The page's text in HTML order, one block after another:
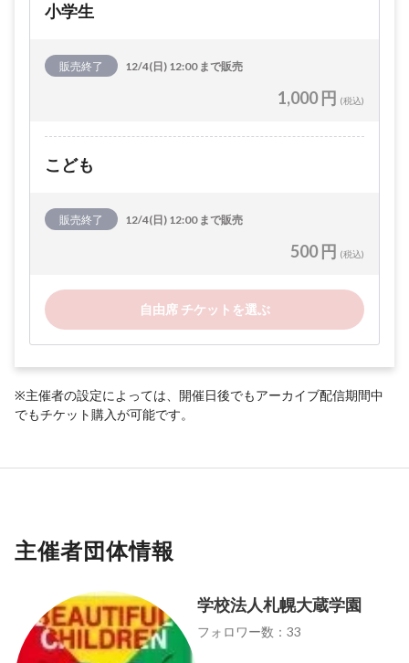
小学生
販売終了 12/4(日) 12:00 まで販売
1,000 円 (税込)
こども
販売終了 12/4(日) 12:00 まで販売
500 円 (税込)
自由席 チケットを選ぶ
※主催者の設定によっては、開催日後でもアーカイブ配信期間中
でもチケット購入が可能です。
主催者団体情報
学校法人札幌大蔵学園
フォロワー数：33